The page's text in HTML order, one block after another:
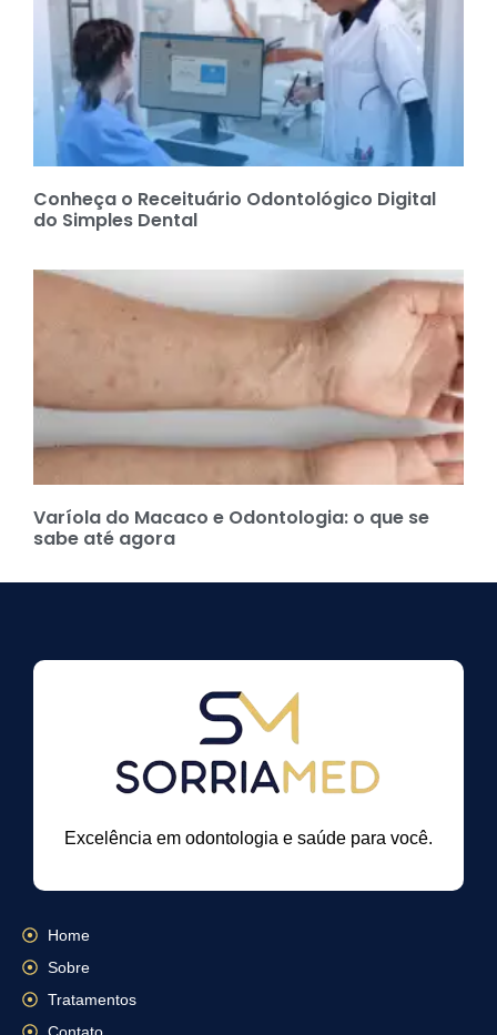
Conheça o Receituário Odontológico Digital
do Simples Dental
Varíola do Macaco e Odontologia: o que se
sabe até agora
Excelência em odontologia e saúde para você.
Home
Sobre
Tratamentos
Contato